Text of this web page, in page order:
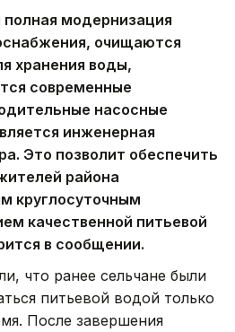
модернизация
очищаются
хранения воды,
современные
насосные
инженерная
Это позволит обеспечить
района
круглосуточным
качественной питьевой
в сообщении.
что ранее сельчане были
питьевой водой только
После завершения